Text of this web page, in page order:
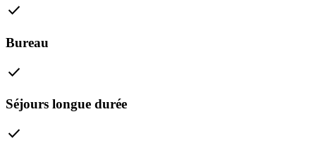
check
Bureau
check
Séjours longue durée
check